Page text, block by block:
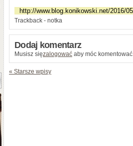
Trackback - notka
Dodaj komentarz
Musisz sięzalogować aby móc komentować.
« Starsze wpisy